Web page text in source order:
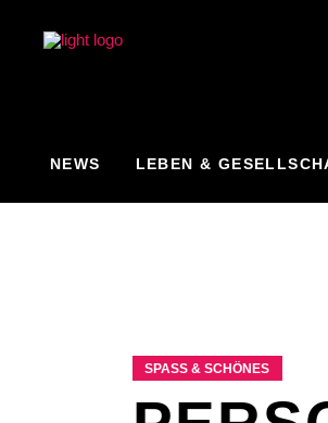
NEWS LEBEN &
SPASS & SCHÖNES